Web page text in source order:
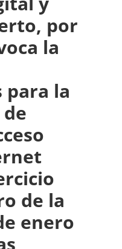
por
la
para la
de la
enero